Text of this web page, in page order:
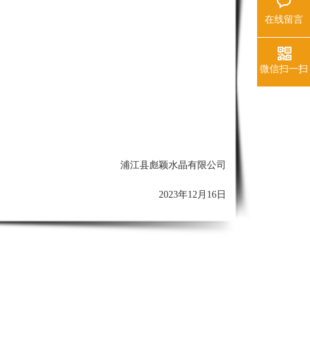
浦江县彪颖水晶有限公司
2023年12月16 日
在线留言
微信扫一扫